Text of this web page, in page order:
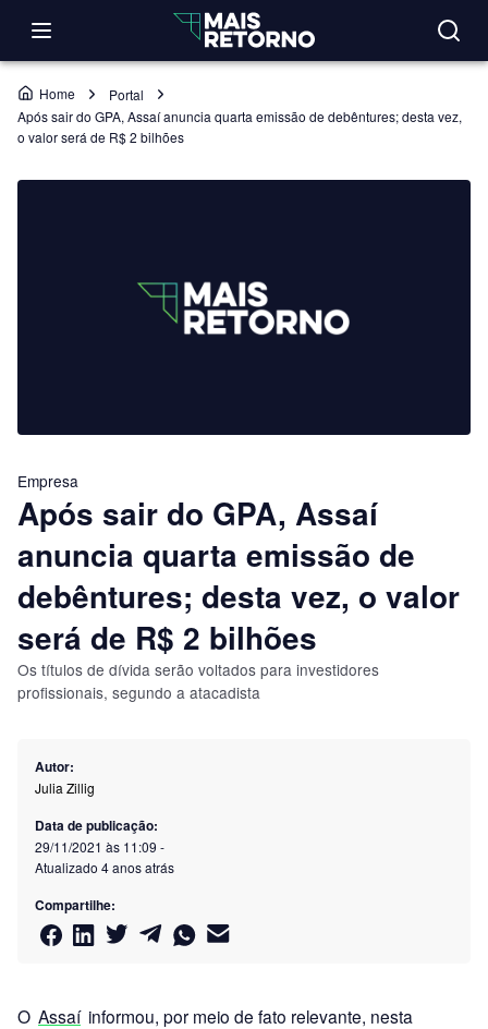
Home
Portal
Após sair do GPA, Assaí anuncia quarta emissão de debêntures; desta vez,
o valor será de R$ 2 bilhões
Empresa
Após sair do GPA, Assaí
anuncia quarta emissão de
debêntures; desta vez, o valor
será de R$ 2 bilhões
Os títulos de dívida serão voltados para investidores
profissionais, segundo a atacadista
Autor:
Julia Zillig
Data de publicação:
29/11/2021 às 11:09 -
Atualizado 4 anos atrás
Compartilhe:
O Assaí informou, por meio de fato relevante, nesta